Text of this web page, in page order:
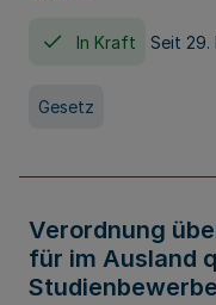
In Kraft Seit 29.
Gesetz
Verordnung
für im Ausland